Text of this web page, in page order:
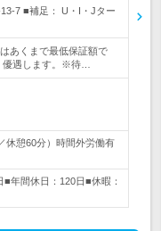
7 ■補足： U・I・Jター
あくまで最低保証額で
遇します。※待…
休憩60分）時間外労働有
年間休日：120日■休暇：